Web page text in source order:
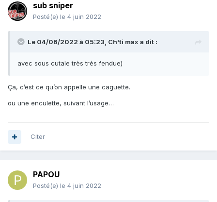
sub sniper
Posté(e) le 4 juin 2022
Le 04/06/2022 à 05:23, Ch'ti max a dit :
avec sous cutale très très fendue)
Ça, c’est ce qu’on appelle une caguette.
ou une enculette, suivant l’usage…
Citer
PAPOU
Posté(e) le 4 juin 2022